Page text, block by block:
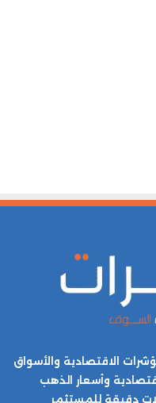
الاقتصادية والأسواق
وأسعار الذهب
دقيقة للمستثمر